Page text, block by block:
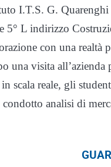
I.T.S. G.
5° L indirizzo
con una
una visita
scala reale, gli
analisi di